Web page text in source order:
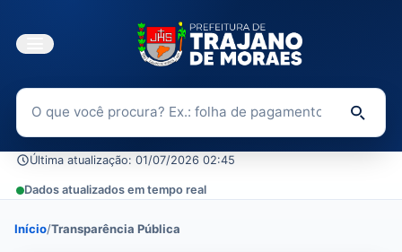
Buscar no Portal da Transparência
Última atualização: 01/07/2026 02:45
Dados atualizados em tempo real
Início/Transparência Pública